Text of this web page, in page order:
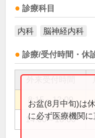
診療科目
内科 脳神経内科
診療/受付時間・休
8:15～12:00
14:00～18:00
お盆(8月中旬)は
に必ず医療機関に